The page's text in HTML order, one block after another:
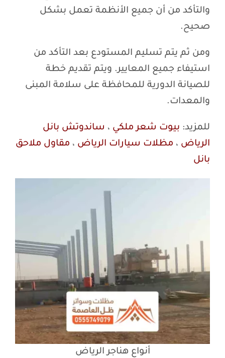
والتأكد من أن جميع الأنظمة تعمل بشكل
صحيح.
ومن ثم يتم تسليم المستودع بعد التأكد من
استيفاء جميع المعايير. ويتم تقديم خطة
للصيانة الدورية للمحافظة على سلامة المبنى
والمعدات.
للمزيد: بيوت شعر ملكي ، ساندوتش بانل
الرياض ، مظلات سيارات الرياض ، مقاول ملاحق
بانل
أنواع هناجر الرياض